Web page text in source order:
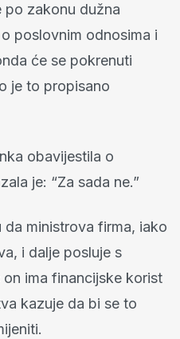
po zakonu dužna
poslovnim odnosima i
će se pokrenuti
je to propisano
obavijestila o
je: “Za sada ne.”
da ministrova firma, iako
i dalje posluje s
ima financijske korist
kazuje da bi se to